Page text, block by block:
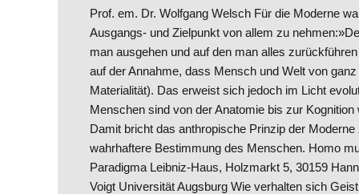
Prof. em. Dr. Wolfgang Welsch Für die Moderne
Ausgangs- und Zielpunkt von allem zu
man ausgehen und auf den man alles
auf der Annahme, dass Mensch und Welt von
Materialität). Das erweist sich jedoch im Licht
Menschen sind von der Anatomie bis zur
Damit bricht das anthropische Prinzip der
wahrhaftere Bestimmung des Menschen. Homo
Paradigma Leibniz-Haus, Holzmarkt 5, 30159
Voigt Universität Augsburg Wie verhalten sich